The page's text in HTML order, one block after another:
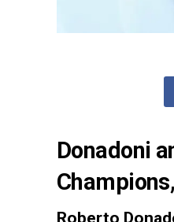
Donadoni
Roberto